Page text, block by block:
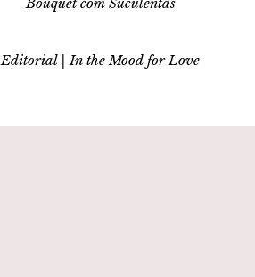
Editorial | In the Mood for Love